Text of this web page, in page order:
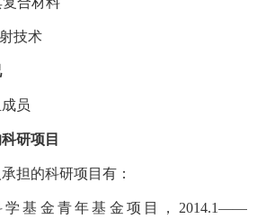
技术
员
研项目
担的科研项目有：
学基金青年基金项目，2014.1——